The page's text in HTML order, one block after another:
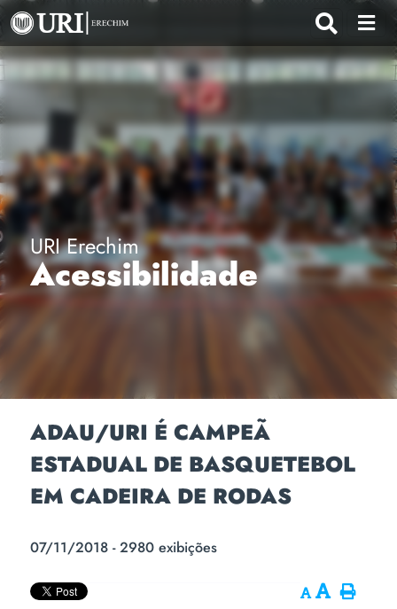
URI Erechim
Acessibilidade
ADAU/URI É CAMPEÃ
ESTADUAL DE BASQUETEBOL
EM CADEIRA DE RODAS
07/11/2018 - 2980 exibições